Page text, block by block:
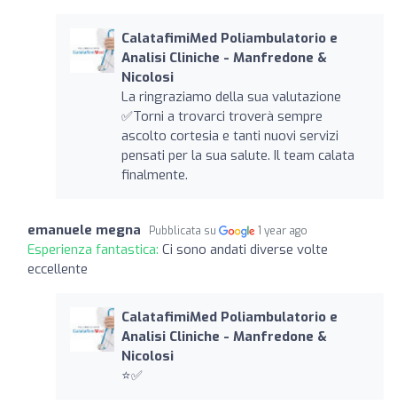
CalatafimiMed Poliambulatorio e
Analisi Cliniche - Manfredone &
Nicolosi
La ringraziamo della sua valutazione
✅Torni a trovarci troverà sempre
ascolto cortesia e tanti nuovi servizi
pensati per la sua salute. Il team calata
finalmente.
emanuele megna Pubblicata su 1 year ago
Esperienza fantastica: Ci sono andati diverse volte
eccellente
CalatafimiMed Poliambulatorio e
Analisi Cliniche - Manfredone &
Nicolosi
⭐️✅